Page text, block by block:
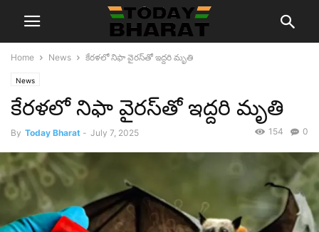
Home News కేర‌ళ‌లో నిఫా వైర‌స్‌తో ఇద్ద‌రి మృతి
News
కేర‌ళ‌లో నిఫా వైర‌స్‌తో ఇద్ద‌రి మృతి
By Today Bharat - July 7, 2025 0
154